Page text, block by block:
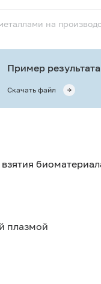
на
Пример результата
Скачать файл
плазмой